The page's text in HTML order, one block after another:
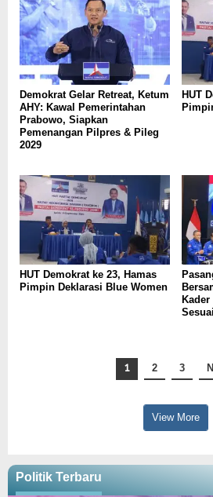
Demokrat Gelar Retreat, Ketum
AHY: Kawal Pemerintahan
Prabowo, Siapkan
Pemenangan Pilpres & Pileg
2029
HUT
HUT Demokrat ke 23, Hamas
Pimpin Deklarasi Blue Women
Kader
1 2 3
View More
Politik Terbaru